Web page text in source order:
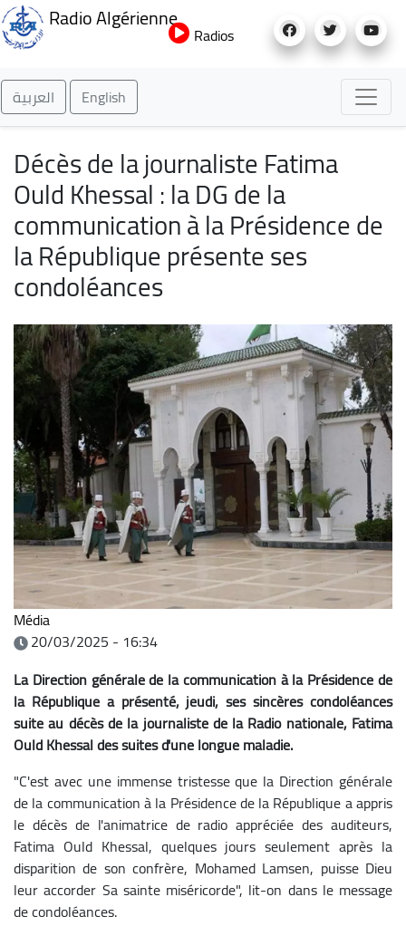
au
Radio Algérienne
Radios
العربية English
Décès de la journaliste Fatima
Ould Khessal : la DG de la
communication à la Présidence de
la République présente ses
condoléances
Média
20/03/2025 - 16:34
La Direction générale de la communication à la Présidence de
la République a présenté, jeudi, ses sincères condoléances
suite au décès de la journaliste de la Radio nationale, Fatima
Ould Khessal des suites d'une longue maladie.
"C'est avec une immense tristesse que la Direction générale
de la communication à la Présidence de la République a appris
le décès de l'animatrice de radio appréciée des auditeurs,
Fatima Ould Khessal, quelques jours seulement après la
disparition de son confrère, Mohamed Lamsen, puisse Dieu
leur accorder Sa sainte miséricorde", lit-on dans le message
de condoléances.